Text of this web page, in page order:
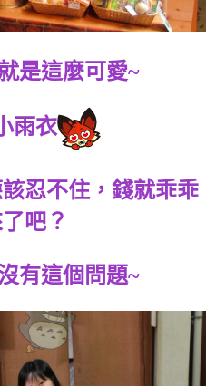
是這麼可愛~
雨衣
忍不住，錢就乖乖
吧？
有這個問題~